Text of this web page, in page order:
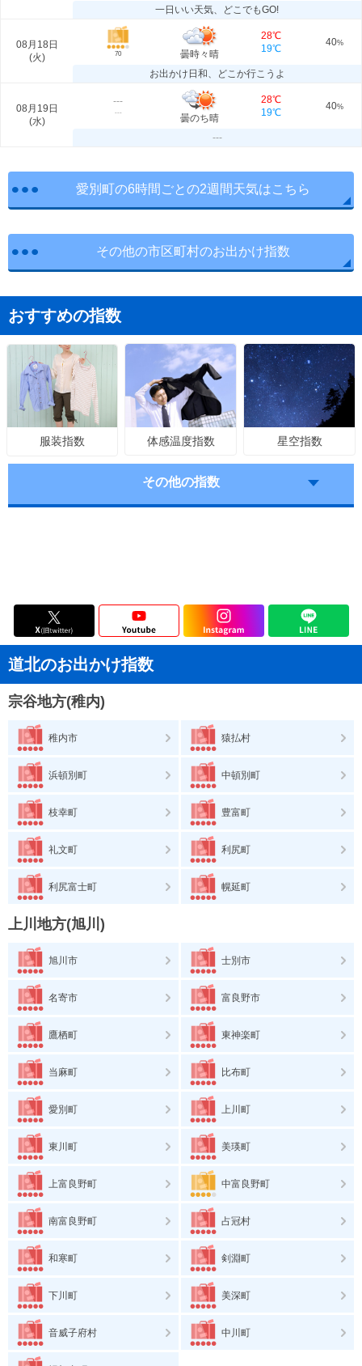
一日いい天気、どこでもGO!
08月18日
(火) 70 曇時々晴
28℃
19℃
40%
お出かけ日和、どこか行こうよ
08月19日
(水)
---
---
曇のち晴
28℃
19℃
40%
---
愛別町の6時間ごとの2週間天気はこちら
その他の市区町村のお出かけ指数
おすすめの指数
服装指数 体感温度指数 星空指数
その他の指数
道北のお出かけ指数
宗谷地方(稚内)
稚内市 猿払村
浜頓別町 中頓別町
枝幸町 豊富町
礼文町 利尻町
利尻富士町 幌延町
上川地方(旭川)
旭川市 士別市
名寄市 富良野市
鷹栖町 東神楽町
当麻町 比布町
愛別町 上川町
東川町 美瑛町
上富良野町 中富良野町
南富良野町 占冠村
和寒町 剣淵町
下川町 美深町
音威子府村 中川町